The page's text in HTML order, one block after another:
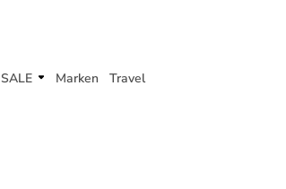
SALE Marken Travel